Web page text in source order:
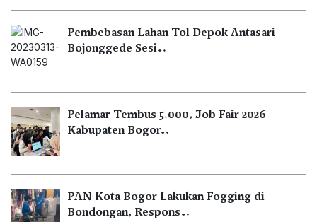
Pembebasan Lahan Tol Depok Antasari
Bojonggede Sesi…
Pelamar Tembus 5.000, Job Fair 2026
Kabupaten Bogor…
PAN Kota Bogor Lakukan Fogging di
Bondongan, Respons…